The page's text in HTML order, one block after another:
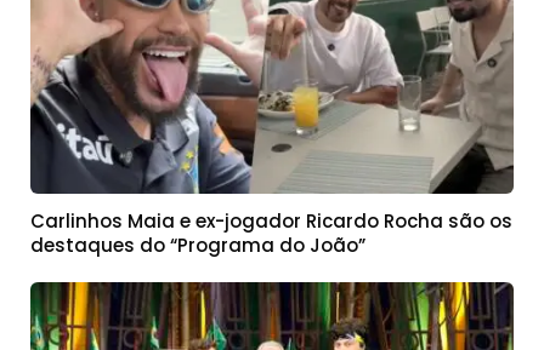
Carlinhos Maia e ex-jogador Ricardo Rocha são os
destaques do “Programa do João”